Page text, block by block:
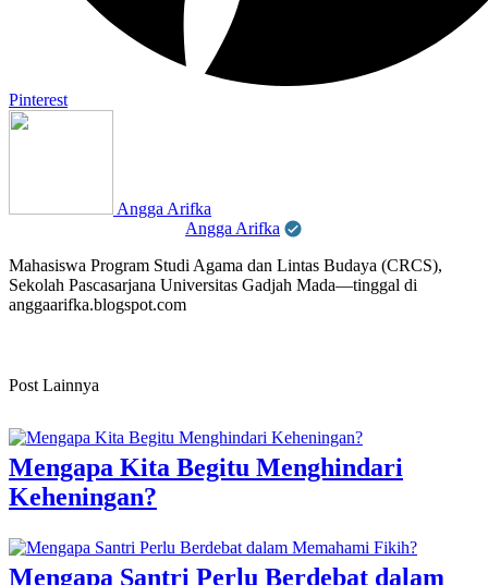
Pinterest
Angga Arifka
Angga Arifka
Mahasiswa Program Studi Agama dan Lintas Budaya (CRCS),
Sekolah Pascasarjana Universitas Gadjah Mada—tinggal di
anggaarifka.blogspot.com
Post Lainnya
Mengapa Kita Begitu Menghindari
Keheningan?
Mengapa Santri Perlu Berdebat dalam